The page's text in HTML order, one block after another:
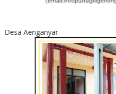
Desa Aenganyar